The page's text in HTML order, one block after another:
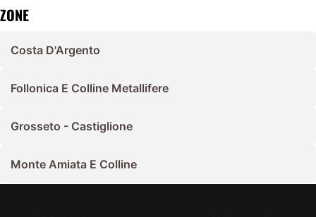
ZONE
Costa D'Argento
Follonica E Colline Metallifere
Grosseto - Castiglione
Monte Amiata E Colline